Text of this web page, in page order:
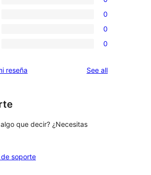
0
0
0
reseña See allreviews
que decir? ¿Necesitas
soporte